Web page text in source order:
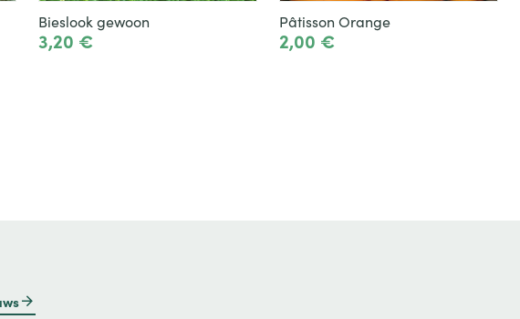
Bieslook gewoon
3,20 €
Pâtisson Orange
2,00 €